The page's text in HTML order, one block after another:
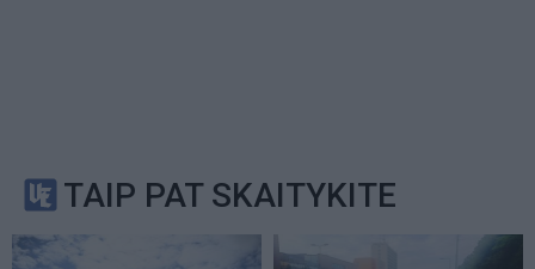
TAIP PAT SKAITYKITE